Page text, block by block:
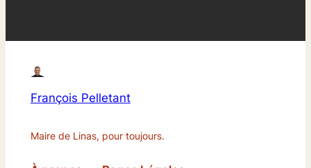
François Pelletant
Maire de Linas, pour toujours.